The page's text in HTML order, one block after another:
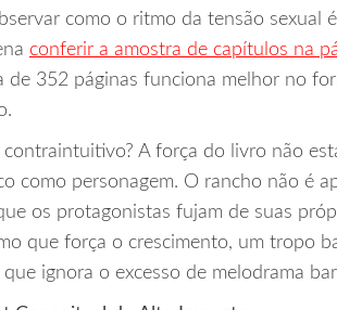
como o ritmo da tensão sexual
conferir a amostra de capítulos na
de 352 páginas funciona melhor no
A força do livro não
como personagem. O rancho não é
os protagonistas fujam de suas
que força o crescimento, um tropo
que ignora o excesso de melodrama